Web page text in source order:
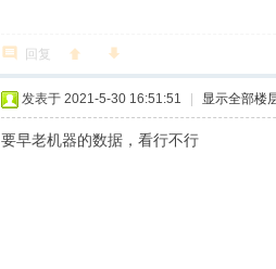
回复
发表于 2021-5-30 16:51:51 显示全部楼
要早老机器的数据，看行不行